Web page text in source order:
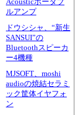
Acousticポータブ
ルアンプ
ドウシシャ、“新生
SANSUI”の
Bluetoothスピーカ
ー4機種
MJSOFT、moshi
audioの焼結セラミ
ック筐体イヤフォ
ン